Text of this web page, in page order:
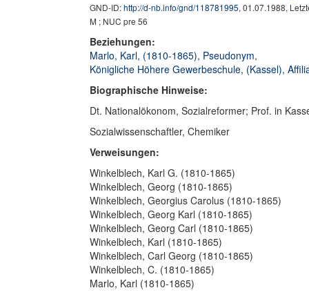
GND-ID:http://d-nb.info/gnd/118781995, 01.07.1988,
M ; NUC pre 56
Beziehungen:
Marlo, Karl, (1810-1865), Pseudonym,
Königliche Höhere Gewerbeschule, (Kassel),
Biographische Hinweise:
Dt. Nationalökonom, Sozialreformer; Prof. in
Sozialwissenschaftler, Chemiker
Verweisungen:
Winkelblech, Karl G. (1810-1865)
Winkelblech, Georg (1810-1865)
Winkelblech, Georgius Carolus (1810-1865)
Winkelblech, Georg Karl (1810-1865)
Winkelblech, Georg Carl (1810-1865)
Winkelblech, Karl (1810-1865)
Winkelblech, Carl Georg (1810-1865)
Winkelblech, C. (1810-1865)
Marlo, Karl (1810-1865)